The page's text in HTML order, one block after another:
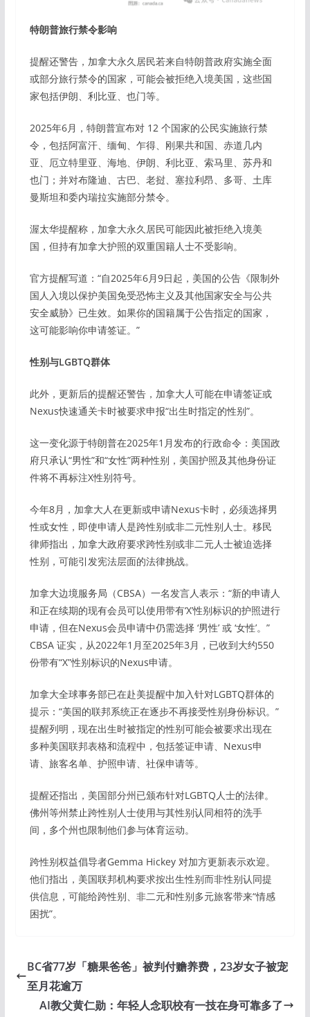
特朗普旅行禁令影响
提醒还警告，加拿大永久居民若来自特朗普政府实施全面
或部分旅行禁令的国家，可能会被拒绝入境美国，这些国
家包括伊朗、利比亚、也门等。
2025年6月，特朗普宣布对 12 个国家的公民实施旅行禁
令，包括阿富汗、缅甸、乍得、刚果共和国、赤道几内
亚、厄立特里亚、海地、伊朗、利比亚、索马里、苏丹和
也门；并对布隆迪、古巴、老挝、塞拉利昂、多哥、土库
曼斯坦和委内瑞拉实施部分禁令。
渥太华提醒称，加拿大永久居民可能因此被拒绝入境美
国，但持有加拿大护照的双重国籍人士不受影响。
官方提醒写道：“自2025年6月9日起，美国的公告《限制外
国人入境以保护美国免受恐怖主义及其他国家安全与公共
安全威胁》已生效。如果你的国籍属于公告指定的国家，
这可能影响你申请签证。”
性别与LGBTQ群体
此外，更新后的提醒还警告，加拿大人可能在申请签证或
Nexus快速通关卡时被要求申报“出生时指定的性别”。
这一变化源于特朗普在2025年1月发布的行政命令：美国政
府只承认“男性”和“女性”两种性别，美国护照及其他身份证
件将不再标注X性别符号。
今年8月，加拿大人在更新或申请Nexus卡时，必须选择男
性或女性，即使申请人是跨性别或非二元性别人士。移民
律师指出，加拿大政府要求跨性别或非二元人士被迫选择
性别，可能引发宪法层面的法律挑战。
加拿大边境服务局（CBSA）一名发言人表示：“新的申请人
和正在续期的现有会员可以使用带有‘X’性别标识的护照进行
申请，但在Nexus会员申请中仍需选择 ‘男性’ 或 ‘女性’。”
CBSA 证实，从2022年1月至2025年3月，已收到大约550
份带有“X”性别标识的Nexus申请。
加拿大全球事务部已在赴美提醒中加入针对LGBTQ群体的
提示：“美国的联邦系统正在逐步不再接受性别身份标识。”
提醒列明，现在出生时被指定的性别可能会被要求出现在
多种美国联邦表格和流程中，包括签证申请、Nexus申
请、旅客名单、护照申请、社保申请等。
提醒还指出，美国部分州已颁布针对LGBTQ人士的法律。
佛州等州禁止跨性别人士使用与其性别认同相符的洗手
间，多个州也限制他们参与体育运动。
跨性别权益倡导者Gemma Hickey 对加方更新表示欢迎。
他们指出，美国联邦机构要求按出生性别而非性别认同提
供信息，可能给跨性别、非二元和性别多元旅客带来“情感
困扰”。
BC省77岁「糖果爸爸」被判付赡养费，23岁女子被宠
至月花逾万
AI教父黄仁勋：年轻人念职校有一技在身可靠多了